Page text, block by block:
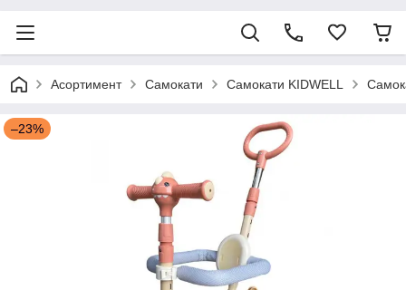
Асортимент Самокати Самокати KIDWELL
–23%